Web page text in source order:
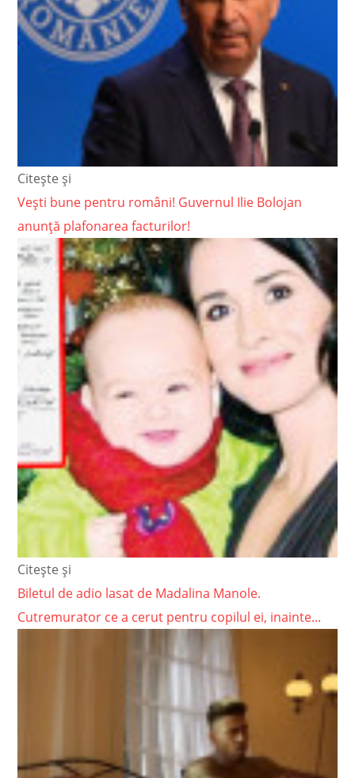
Citește și
Vești bune pentru români! Guvernul Ilie Bolojan
anunță plafonarea facturilor!
Citește și
Biletul de adio lasat de Madalina Manole.
Cutremurator ce a cerut pentru copilul ei, inainte...